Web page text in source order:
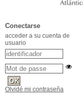
Conectarse
acceder a su cuenta de
usuario
Olvidé mi contraseña